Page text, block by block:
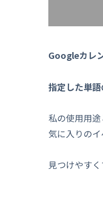
Googleカレ
指定した単
私の使用用
気に入りの
見つけやすく